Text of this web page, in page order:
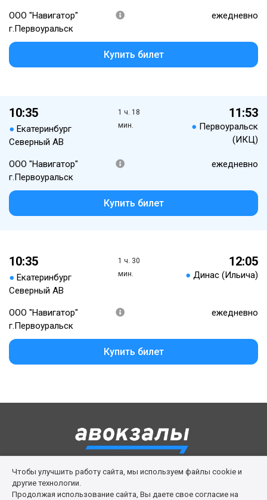
ООО "Навигатор"
г.Первоуральск
ежедневно
Купить билет
10:35
● Екатеринбург
Северный АВ
1 ч. 18
мин.
11:53
● Первоуральск
(ИКЦ)
ООО "Навигатор"
г.Первоуральск
ежедневно
Купить билет
10:35
● Екатеринбург
Северный АВ
1 ч. 30
мин.
12:05
● Динас (Ильича)
ООО "Навигатор"
г.Первоуральск
ежедневно
Купить билет
Правила сервиса Политика cookies
Чтобы улучшить работу сайта, мы используем файлы cookie и
другие технологии.
Продолжая использование сайта, Вы даете свое согласие на